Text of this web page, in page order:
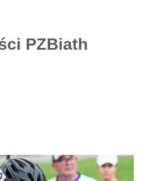
PZBiath